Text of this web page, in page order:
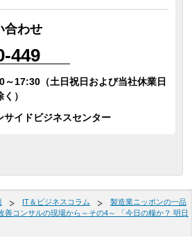
合わせ
449
～17:30（土日祝日および当社休業日
）
サイドビジネスセンター
IT＆ビジネスコラム
製造業ニッポンの一品
善コンサルの現場から～その4～ 「今日の糧か？ 明日